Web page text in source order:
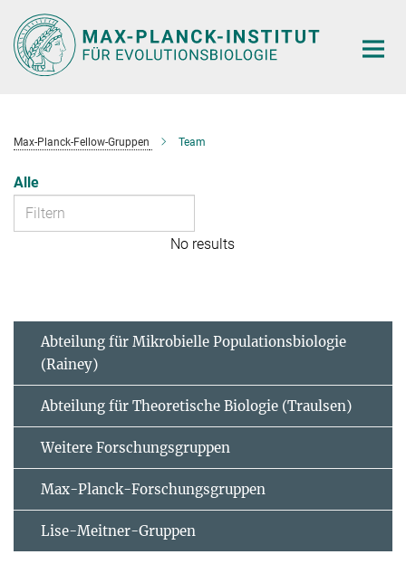
Hauptinhalt
Max-Planck-Fellow-Gruppen Team
Alle
No results
Abteilung für Mikrobielle Populationsbiologie
(Rainey)
Abteilung für Theoretische Biologie (Traulsen)
Weitere Forschungsgruppen
Max-Planck-Forschungsgruppen
Lise-Meitner-Gruppen